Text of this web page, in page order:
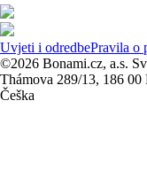
Uvjeti i odredbePravila o
©2026 Bonami.cz, a.s.
Thámova 289/13, 186 00
Češka